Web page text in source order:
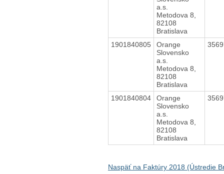
a.s.
Metodova 8,
82108
Bratislava
1901840805
Orange
Slovensko
a.s.
Metodova 8,
82108
Bratislava
1901840804
Orange
Slovensko
a.s.
Metodova 8,
82108
Bratislava
Naspäť na Faktúry 2018 (Ústredie